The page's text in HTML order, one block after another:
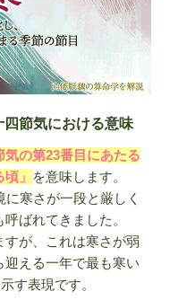
節気における意味
気の第23番目にあたる
」 を意味します。
寒さが一段と厳しく
呼ばれてきました。
が、これは寒さが弱
える一年で最も寒い
す表現です。